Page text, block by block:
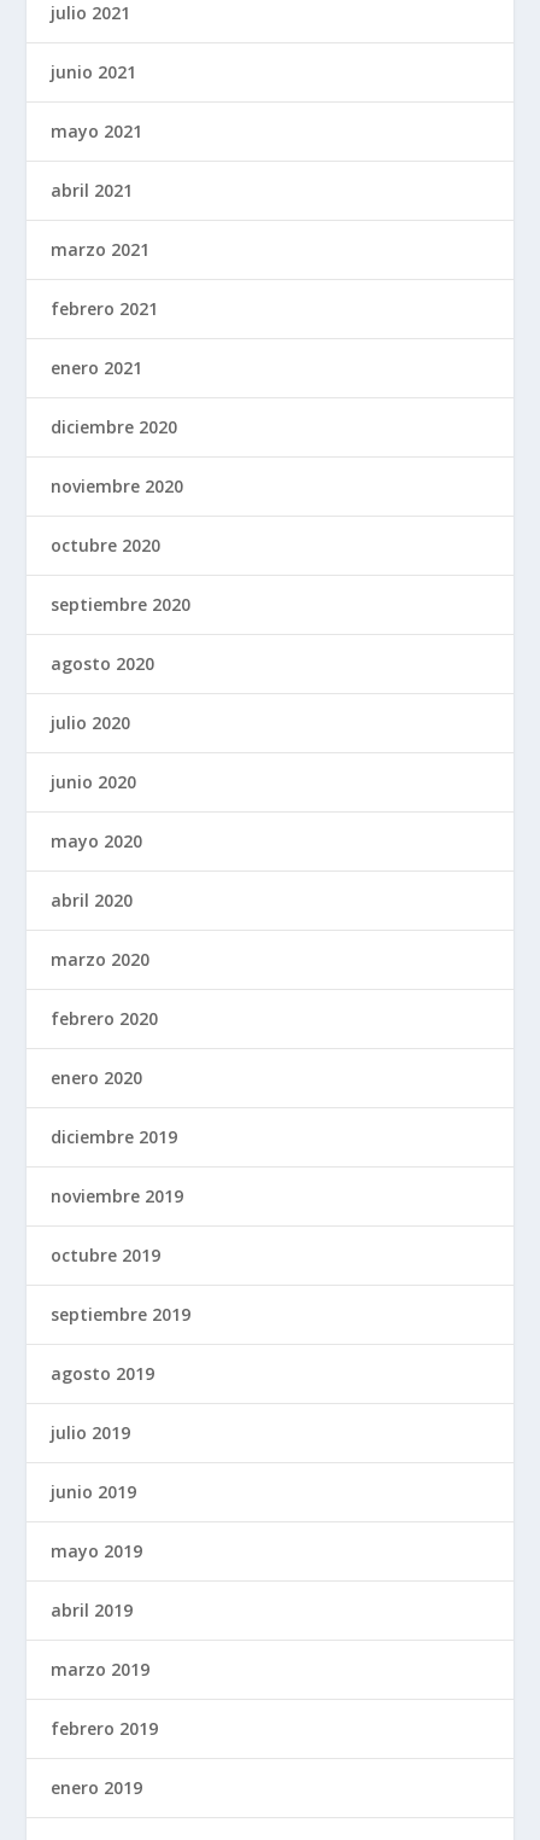
julio 2021
junio 2021
mayo 2021
abril 2021
marzo 2021
febrero 2021
enero 2021
diciembre 2020
noviembre 2020
octubre 2020
septiembre 2020
agosto 2020
julio 2020
junio 2020
mayo 2020
abril 2020
marzo 2020
febrero 2020
enero 2020
diciembre 2019
noviembre 2019
octubre 2019
septiembre 2019
agosto 2019
julio 2019
junio 2019
mayo 2019
abril 2019
marzo 2019
febrero 2019
enero 2019